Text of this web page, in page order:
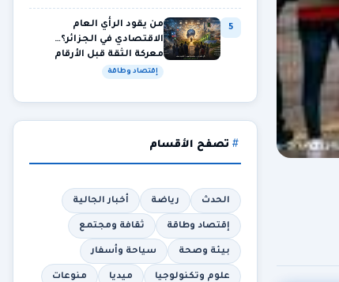
5
من يقود الرأي العام
الاقتصادي في الجزائر؟…
معركة الثقة قبل الأرقام
إقتصاد وطاقة
تصفح الأقسام
الحدث رياضة أخبار الجالية
إقتصاد وطاقة ثقافة ومجتمع
بيئة وصحة سياحة وأسفار
علوم وتكنولوجيا ميديا منوعات